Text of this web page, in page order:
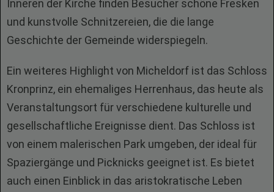
Inneren der Kirche finden Besucher schöne Fresken
und kunstvolle Schnitzereien, die die lange
Geschichte der Gemeinde widerspiegeln.
Ein weiteres Highlight von Micheldorf ist das Schloss
Kronprinz, ein ehemaliges Herrenhaus, das heute als
Veranstaltungsort für verschiedene kulturelle und
gesellschaftliche Ereignisse dient. Das Schloss ist
von einem malerischen Park umgeben, der ideal für
Spaziergänge und Picknicks geeignet ist. Es bietet
auch einen Einblick in das aristokratische Leben